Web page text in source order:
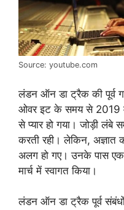
Source: youtube.com
लंडन ऑन डा ट्रैक की पूर्व
ओवर इट के समय से 2019 में
से प्यार हो गया। जोड़ी
करती रही। लेकिन,
अलग हो गए। उनके पास एक
मार्च में स्वागत किया।
लंडन ऑन डा ट्रैक पूर्व